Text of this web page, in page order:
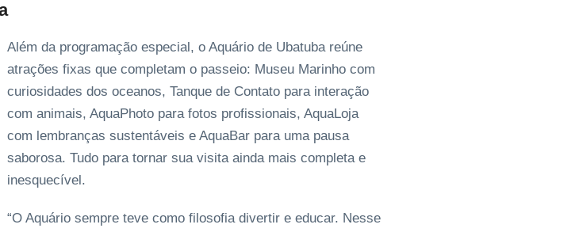
Além da programação especial, o Aquário de Ubatuba reúne
atrações fixas que completam o passeio: Museu Marinho com
curiosidades dos oceanos, Tanque de Contato para interação
com animais, AquaPhoto para fotos profissionais, AquaLoja
com lembranças sustentáveis e AquaBar para uma pausa
saborosa. Tudo para tornar sua visita ainda mais completa e
inesquecível.
“O Aquário sempre teve como filosofia divertir e educar. Nesse